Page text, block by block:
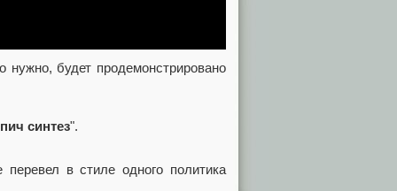
нужно, будет продемонстрировано
синтез".
в стиле одного политика